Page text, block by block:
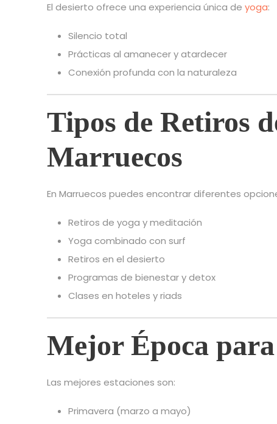
El desierto ofrece una experiencia única de yoga:
Silencio total
Prácticas al amanecer y atardecer
Conexión profunda con la naturaleza
Tipos de Retiros
Marruecos
En Marruecos puedes encontrar diferentes
Retiros de yoga y meditación
Yoga combinado con surf
Retiros en el desierto
Programas de bienestar y detox
Clases en hoteles y riads
Mejor Época
Las mejores estaciones son:
Primavera (marzo a mayo)